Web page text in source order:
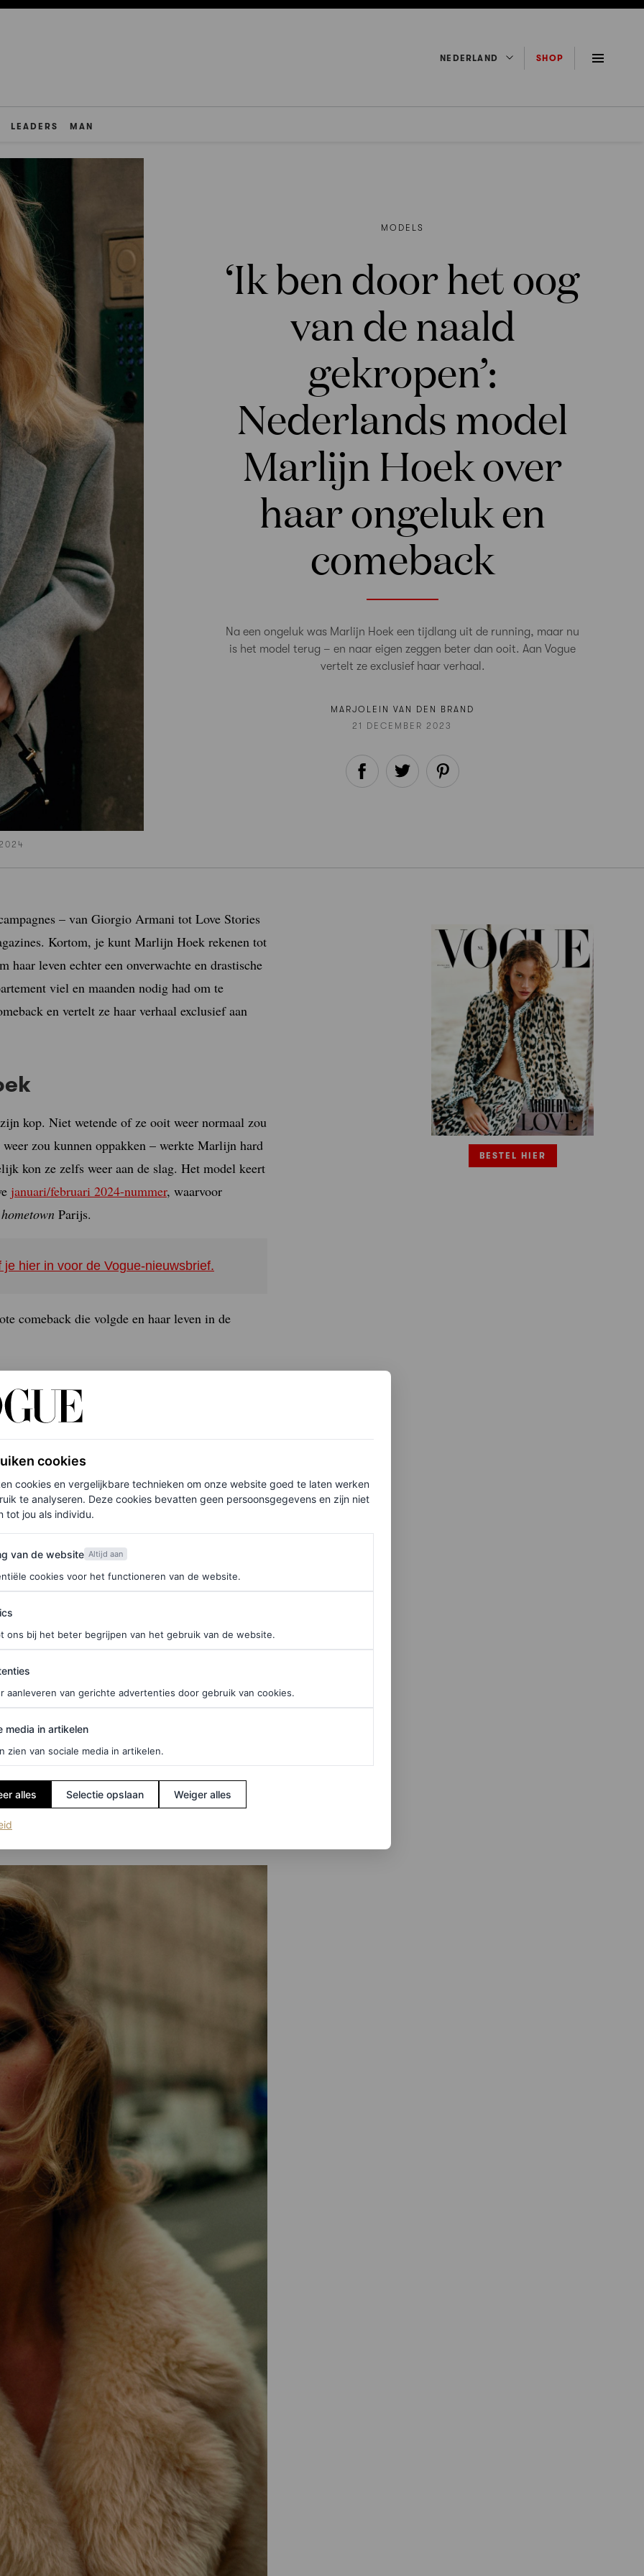
NEDERLAND SHOP
LEADERS MAN
MODELS
‘Ik ben door het oog
van de naald
gekropen’:
Nederlands model
Marlijn Hoek over
haar ongeluk en
comeback
Na een ongeluk was Marlijn Hoek een tijdlang uit de running, maar nu
is het model terug – en naar eigen zeggen beter dan ooit. Aan Vogue
vertelt ze exclusief haar verhaal.
MARJOLEIN VAN DEN BRAND
21 DECEMBER 2023
– van Giorgio Armani tot Love Stories
Kortom, je kunt Marlijn Hoek rekenen tot
haar leven echter een onverwachte en drastische
viel en maanden nodig had om te
en vertelt ze haar verhaal exclusief aan
kop. Niet wetende of ze ooit weer normaal zou
zou kunnen oppakken – werkte Marlijn hard
kon ze zelfs weer aan de slag. Het model keert
januari/februari 2024-nummer, waarvoor
hometown Parijs.
hier in voor de Vogue-nieuwsbrief.
comeback die volgde en haar leven in de
je daar?
Officieel woon ik nog in Amsterdam, maar
in het weekend op en neer te pendelen. Ik
steden en culturen te ontdekken. Het is altijd
jaren op mijn lijstje. Mijn man Ryan en ik
We hebben eigenlijk geen seconde
ademt creativiteit en houdt me scherp. Ik
hier.”
zichzelf – daarin onderscheidt het zich van
modehuizen en dat zie je terug in het werk,
Mijn appartement bevindt zich in het derde
is; de mensen zijn ontzettend
daarom elke ochtend wel op een terrasje
BESTEL HIER
cookies
cookies en vergelijkbare technieken om onze website goed te laten werken
te analyseren. Deze cookies bevatten geen persoonsgegevens en zijn niet
tot jou als individu.
de website
van de website Altijd aan
cookies voor het functioneren van de website.
ons bij het beter begrijpen van het gebruik van de website.
aanleveren van gerichte advertenties door gebruik van cookies.
in artikelen
media in artikelen
zien van sociale media in artikelen.
alles Selectie opslaan Weiger alles